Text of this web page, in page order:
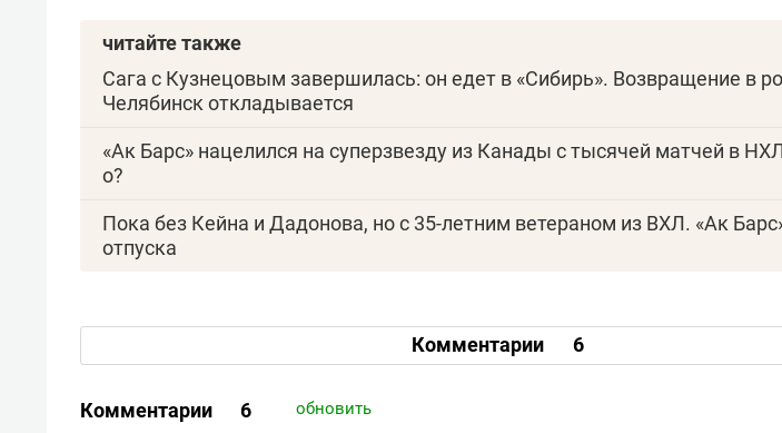
читайте также
Сага с Кузнецовым завершилась: он едет в «Сибирь». Возвращение в
Челябинск откладывается
«Ак Барс» нацелился на суперзвезду из Канады с тысячей матчей в
о?
Пока без Кейна и Дадонова, но с 35-летним ветераном из ВХЛ. «Ак
отпуска
Комментарии 6
Комментарии 6 обновить